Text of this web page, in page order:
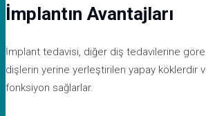
İmplantın Avantajları
İmplant tedavisi, diğer diş tedavilerine
dişlerin yerine yerleştirilen yapay
fonksiyon sağlarlar.